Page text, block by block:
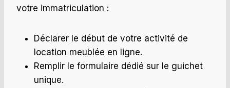
votre immatriculation :
Déclarer le début de votre activité de
location meublée en ligne.
Remplir le formulaire dédié sur le guichet
unique.